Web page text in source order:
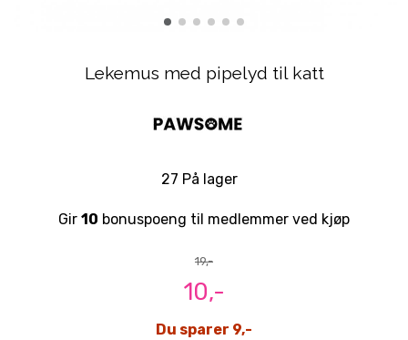
Lekemus med pipelyd til katt
27 På lager
Gir 10 bonuspoeng til medlemmer ved kjøp
19,-
10,-
Du sparer 9,-